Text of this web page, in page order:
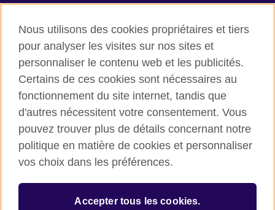
British Council Global
Confidentialité et conditions d'utilisation
Cookies
Plan du site
© 2026 British Council
L’agence britannique internationale dédiée aux domaines de
Nous utilisons des cookies propriétaires et tiers
pour analyser les visites sur nos sites et
personnaliser le contenu web et les publicités.
Certains de ces cookies sont nécessaires au
fonctionnement du site internet, tandis que
d'autres nécessitent votre consentement. Vous
pouvez trouver plus de détails concernant notre
politique en matière de cookies et personnaliser
vos choix dans les préférences.
Accepter tous les cookies.